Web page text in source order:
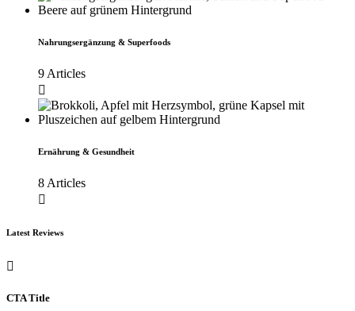
Nahrungsergänzung & Superfoods
9 Articles
Ernährung & Gesundheit
8 Articles
Latest Reviews
CTA Title